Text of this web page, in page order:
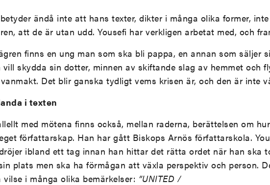
ändå inte att hans texter, dikter i många olika former,
att de är utan udd. Yousefi har verkligen arbetat med, och
finns en ung man som ska bli pappa, en annan som säljer
vill skydda sin dotter, minnen av skiftande slag av hemmet och
Det blir ganska tydligt vems krisen är, och den är inte
i texten
med mötena finns också, mellan raderna, berättelsen om
författarskap. Han har gått Biskops Arnös författarskola.
ibland ett tag innan han hittar det rätta ordet när han ska
plats men ska ha förmågan att växla perspektiv och person.
vilse i många olika bemärkelser: ”UNITED /